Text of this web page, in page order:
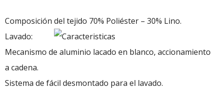
Composición del tejido 70% Poliéster – 30% Lino.
Lavado:
Mecanismo de aluminio lacado en blanco, accionamiento
a cadena.
Sistema de fácil desmontado para el lavado.